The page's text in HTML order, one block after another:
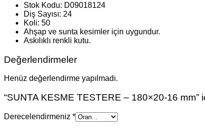
Stok Kodu: D09018124
Diş Sayısı: 24
Koli: 50
Ahşap ve sunta kesimler için uygundur.
Askılıklı renkli kutu.
Değerlendirmeler
Henüz değerlendirme yapılmadı.
“SUNTA KESME TESTERE – 180×20-16
Derecelendirmeniz *